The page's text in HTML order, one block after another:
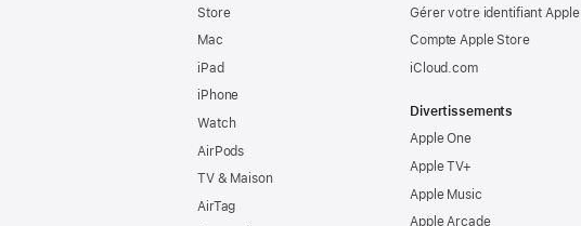
Store
Mac
iPad
iPhone
Watch
AirPods
TV & Maison
AirTag
Gérer votre identifiant Apple
Compte Apple Store
iCloud.com
Divertissements
Apple One
Apple TV+
Apple Music
Apple Arcade